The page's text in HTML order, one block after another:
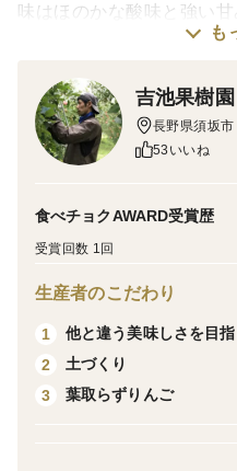
味はほのかな酸味と強い
べると果汁がたっぷり出
をお試しください。
小さな雹害・小さな割れ
除いていただければ問題
当農園は長野県の北部に
も
吉池果樹園
長野県須坂市
53いいね
食べチョクAWARD受賞歴
受賞回数 1回
生産者のこだわり
1
他と違う美味しさを目
2
土づくり
3
葉取らずりんご